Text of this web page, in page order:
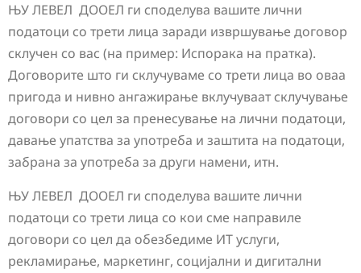
ЊУ ЛЕВЕЛ ДООЕЛ ги споделува вашите лични
податоци со трети лица заради извршување договор
склучен со вас (на пример: Испорака на пратка).
Договорите што ги склучуваме со трети лица во оваа
пригода и нивно ангажирање вклучуваат склучување
договори со цел за пренесување на лични податоци,
давање упатства за употреба и заштита на податоци,
забрана за употреба за други намени, итн.
ЊУ ЛЕВЕЛ ДООЕЛ ги споделува вашите лични
податоци со трети лица со кои сме направиле
договори со цел да обезбедиме ИТ услуги,
рекламирање, маркетинг, социјални и дигитални